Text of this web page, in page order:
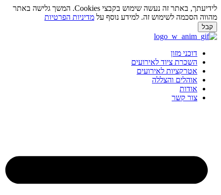
לידיעתך, באתר זה נעשה שימוש בקבצי Cookies. המשך גלישה באתר
מהווה הסכמה לשימוש זה. למידע נוסף עלמדיניות הפרטיות
קבל
דלג
דוכני מזון
השכרת ציוד לאירועים
אטרקציות לאירועים
אוהלים והצללה
אודות
צור קשר